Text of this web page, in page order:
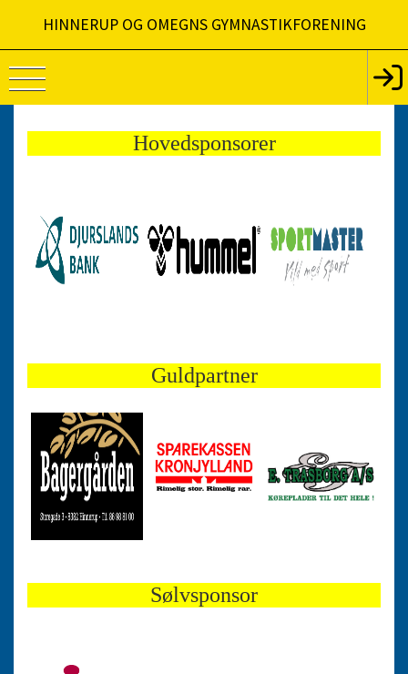
HINNERUP OG OMEGNS GYMNASTIKFORENING
Hovedsponsorer
Guldpartner
Sølvsponsor